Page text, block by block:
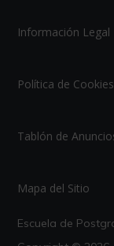
Información Legal
Política de Cookies
Tablón de
Mapa del Sitio
Escuela de